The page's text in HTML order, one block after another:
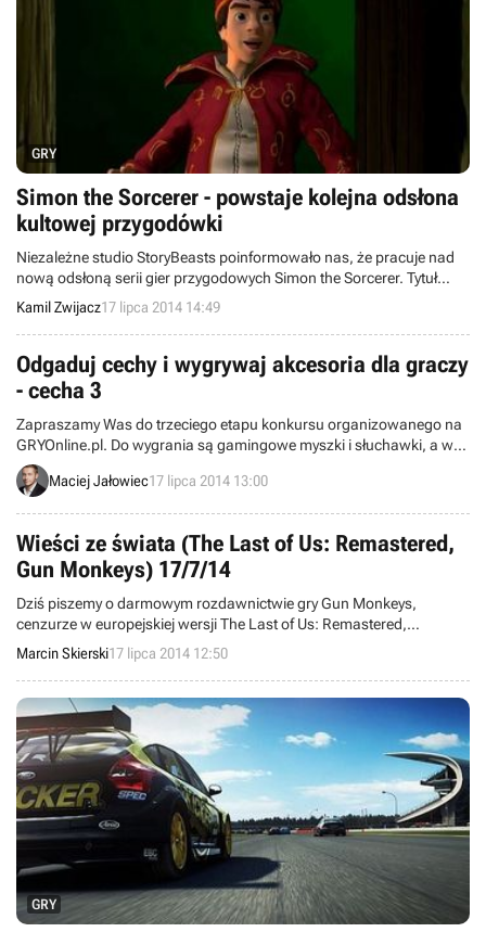
GRY
Simon the Sorcerer - powstaje kolejna odsłona
kultowej przygodówki
Niezależne studio StoryBeasts poinformowało nas, że pracuje nad
nową odsłoną serii gier przygodowych Simon the Sorcerer. Tytuł
powstaje przy współpracy twórców marki, firmy Adventure Soft i
Simona Woodroffa, projektanta oryginału. Jednocześnie chęć
pomocy wyraził Chris Barrie, podkładający głos Simonowi w
pierwszych odsłonach.
Kamil Zwijacz17 lipca 2014 14:49
Odgaduj cechy i wygrywaj akcesoria dla graczy
- cecha 3
Zapraszamy Was do trzeciego etapu konkursu organizowanego na
GRYOnline.pl. Do wygrania są gamingowe myszki i słuchawki, a w
ostatnim etapie - laptop ASUS G750! Aby wygrać, trzeba odgadnąć
trzecią cechę prezentowaną przez modelki i opisać, która z nich
Maciej Jałowiec17 lipca 2014 13:00
Wieści ze świata (The Last of Us: Remastered,
Gun Monkeys) 17/7/14
Dziś piszemy o darmowym rozdawnictwie gry Gun Monkeys,
cenzurze w europejskiej wersji The Last of Us: Remastered,
czerwcowych wynikach sprzedaży Xboksa One w Stanach
Zjednoczonych, a także o premierze Magic 2015: Duels of the
Planeswalkers na Steamie. Witamy w wieściach ze świata -
codziennej porcji krótkich wiadomości.
Marcin Skierski17 lipca 2014 12:50
GRY